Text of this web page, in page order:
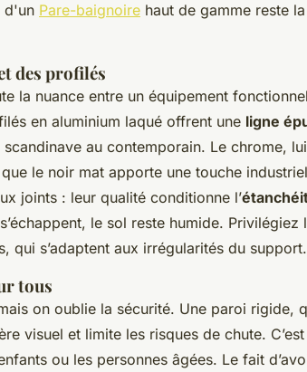
d'un Pare-baignoire haut de gamme reste
des profilés
la nuance entre un équipement
en aluminium laqué offrent une ligne
scandinave au contemporain. Le chrome,
le noir mat apporte une touche
joints : leur qualité conditionne l’
le sol reste humide. Privilégiez
qui s’adaptent aux irrégularités du support.
tous
on oublie la sécurité. Une paroi rigide,
visuel et limite les risques de chute. C’est
ou les personnes âgées. Le fait